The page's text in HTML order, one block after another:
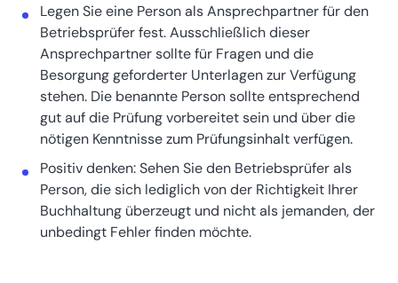
Legen Sie eine Person als Ansprechpartner für den
Betriebsprüfer fest. Ausschließlich dieser
Ansprechpartner sollte für Fragen und die
Besorgung geforderter Unterlagen zur Verfügung
stehen. Die benannte Person sollte entsprechend
gut auf die Prüfung vorbereitet sein und über die
nötigen Kenntnisse zum Prüfungsinhalt verfügen.
Positiv denken: Sehen Sie den Betriebsprüfer als
Person, die sich lediglich von der Richtigkeit Ihrer
Buchhaltung überzeugt und nicht als jemanden, der
unbedingt Fehler finden möchte.